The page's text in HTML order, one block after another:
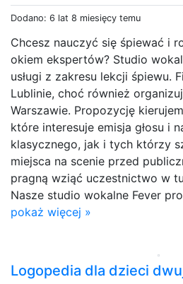
Dodano: 6 lat 8 miesięcy temu
Chcesz nauczyć się śpiewać i
okiem ekspertów? Studio
usługi z zakresu lekcji śpiewu.
Lublinie, choć również
Warszawie. Propozycję
które interesuje emisja głosu i
klasycznego, jak i tych którzy
miejsca na scenie przed
pragną wziąć uczestnictwo w
Nasze studio wokalne Fever
pokaż więcej »
Logopedia dla dzieci